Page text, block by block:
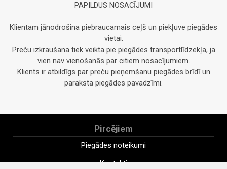
PAPILDUS NOSACĪJUMI
Klientam jānodrošina piebraucamais ceļš un piekļuve piegādes
vietai.
Preču izkraušana tiek veikta pie piegādes transportlīdzekļa, ja
vien nav vienošanās par citiem nosacījumiem.
Klients ir atbildīgs par preču pieņemšanu piegādes brīdī un
paraksta piegādes pavadzīmi.
Pircējiem
Piegādes noteikumi
Kontakti